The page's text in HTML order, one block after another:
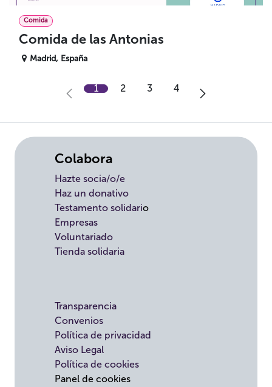
Comida
Comida de las Antonias
Madrid, España
1 2 3 4
Transparencia
Convenios
Política de privacidad
Aviso Legal
Política de cookies
Panel de cookies
Colabora
Hazte socia/o/e
Haz un donativo
Testamento solidario
Empresas
Voluntariado
Tienda solidaria